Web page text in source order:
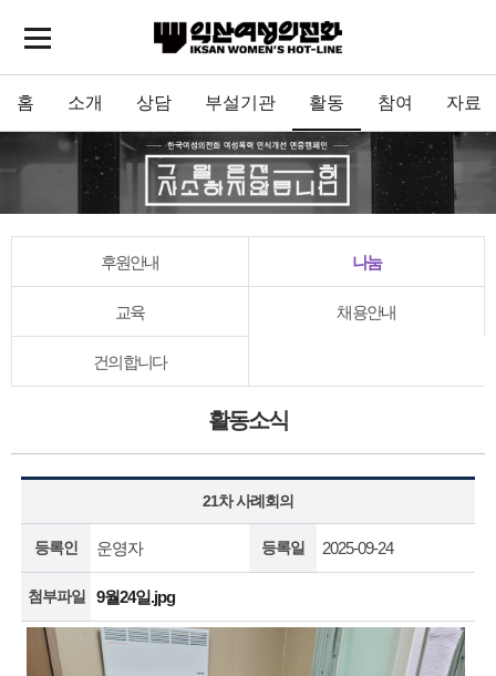
홈 소개 상담 부설기관 활동 참여 자료
후원안내 나눔
교육 채용안내
건의합니다
활동소식
21차 사례회의
등록인 운영자 등록일 2025-09-24
첨부파일 9월24일.jpg